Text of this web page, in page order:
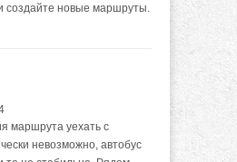
создайте новые маршруты.
маршрута уехать с
невозможно, автобус